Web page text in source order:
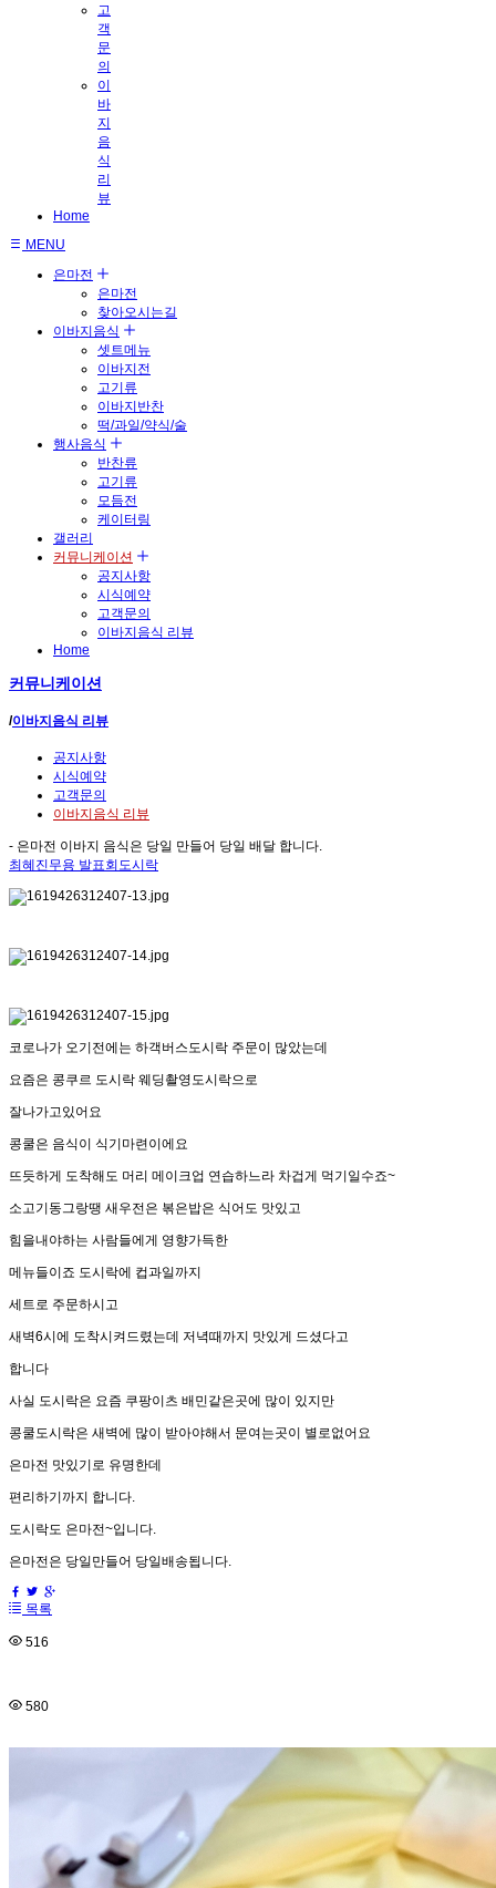
고
객
문
의
이
바
지
음
식
리
뷰
Home
MENU
은마전
은마전
찾아오시는길
이바지음식
셋트메뉴
이바지전
고기류
이바지반찬
떡/과일/약식/술
행사음식
반찬류
고기류
모듬전
케이터링
갤러리
커뮤니케이션
공지사항
시식예약
고객문의
이바지음식 리뷰
Home
커뮤니케이션
/이바지음식 리뷰
공지사항
시식예약
고객문의
이바지음식 리뷰
- 은마전 이바지 음식은 당일 만들어 당일 배달 합니다.
최혜진무용 발표회도시락
코로나가 오기전에는 하객버스도시락 주문이 많았는데
요즘은 콩쿠르 도시락 웨딩촬영도시락으로
잘나가고있어요
콩쿨은 음식이 식기마련이에요
뜨듯하게 도착해도 머리 메이크업 연습하느라 차겁게 먹기일수죠~
소고기동그랑땡 새우전은 볶은밥은 식어도 맛있고
힘을내야하는 사람들에게 영향가득한
메뉴들이죠 도시락에 컵과일까지
세트로 주문하시고
새벽6시에 도착시켜드렸는데 저녁때까지 맛있게 드셨다고
합니다
사실 도시락은 요즘 쿠팡이츠 배민같은곳에 많이 있지만
콩쿨도시락은 새벽에 많이 받아야해서 문여는곳이 별로없어요
은마전 맛있기로 유명한데
편리하기까지 합니다.
도시락도 은마전~입니다.
은마전은 당일만들어 당일배송됩니다.
목록
516
580